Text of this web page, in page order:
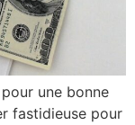
une bonne
fastidieuse pour